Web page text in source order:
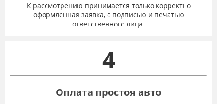
К рассмотрению принимается только корректно
оформленная заявка, с подписью и печатью
ответственного лица.
4
Оплата простоя авто